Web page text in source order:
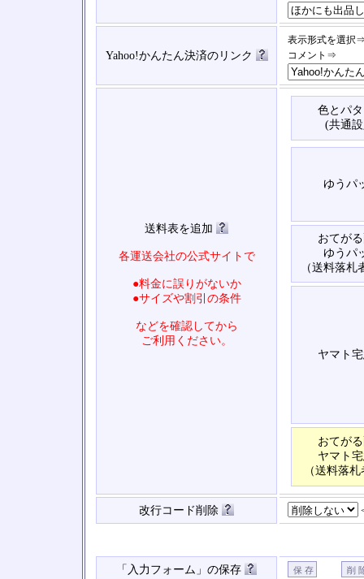
Yahoo!かんたん決済のリンク
表示形式を選択
コメント⇒
送料表を追加
各運送会社の公式サイトで
●料金に誤りがないか
●サイズや割引の条件
などを確認してから
ご利用ください。
色とパ
(共通
ゆうパ
おてが
ゆうパ
（送料落札
ヤマト
おてが
ヤマト
（送料落
改行コード削除
「入力フォーム」の保存